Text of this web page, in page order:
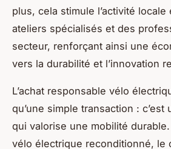
plus, cela stimule l’activité
ateliers spécialisés et des
secteur, renforçant ainsi une
vers la durabilité et l’innovation
L’achat responsable vélo
qu’une simple transaction :
qui valorise une mobilité
vélo électrique reconditionné, le